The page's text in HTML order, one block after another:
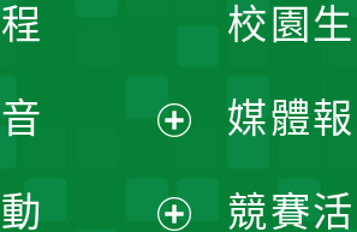
校園
媒體
競賽